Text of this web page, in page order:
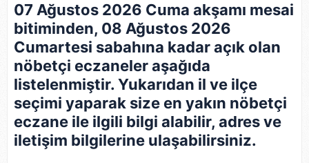
07 Ağustos 2026 Cuma akşamı mesai
bitiminden, 08 Ağustos 2026
Cumartesi sabahına kadar açık olan
nöbetçi eczaneler aşağıda
listelenmiştir. Yukarıdan il ve ilçe
seçimi yaparak size en yakın nöbetçi
eczane ile ilgili bilgi alabilir, adres ve
iletişim bilgilerine ulaşabilirsiniz.